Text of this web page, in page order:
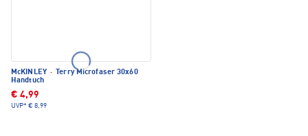
McKINLEY ·
Terry Microfaser 30x60
Handtuch
€ 4,99
UVP* € 8,99